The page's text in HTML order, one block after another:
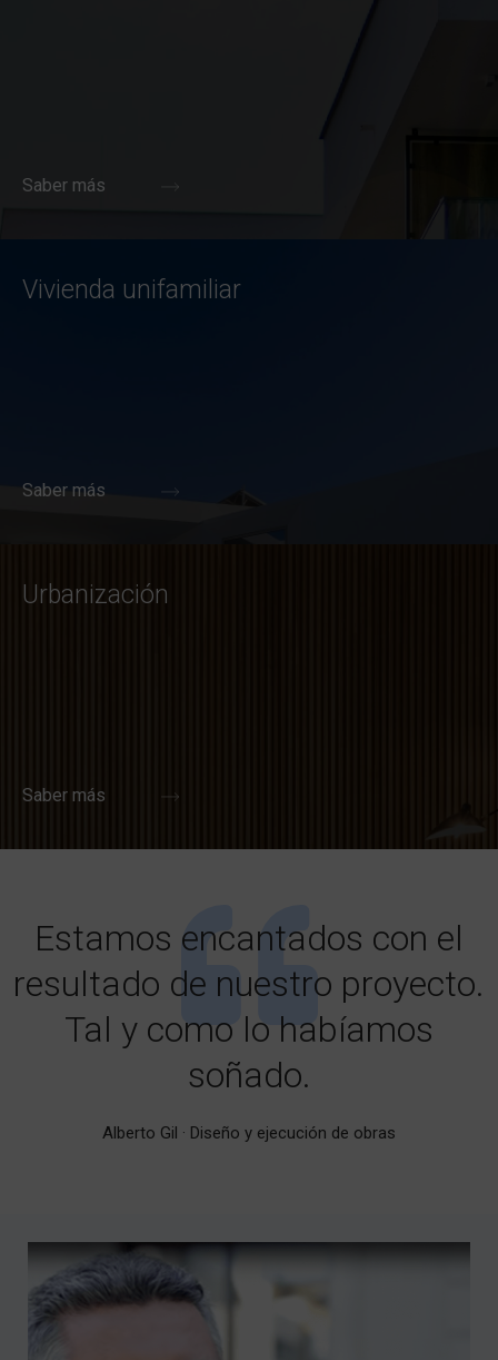
Saber más
Vivienda unifamiliar
Saber más
Urbanización
Saber más
Estamos encantados con el
resultado de nuestro proyecto.
Tal y como lo habíamos
soñado.
Alberto Gil · Diseño y ejecución de obras